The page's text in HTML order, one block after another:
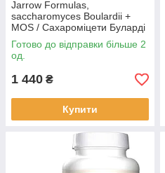
Jarrow Formulas,
saccharomyces Boulardii +
MOS / Сахароміцети Буларді
плюс MOS, 5 млрд, 90 росл.
капсул BX310
Готово до відправки більше 2
од.
1 440 ₴
Купити